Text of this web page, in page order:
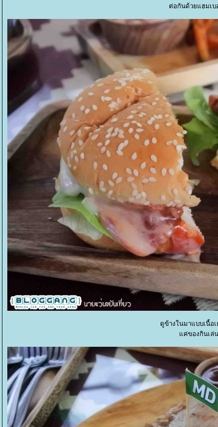
ต่อกันด้วยแฮมเบ
ดูข้างในมาแบบเนื้อ
ค่ของกินเล่